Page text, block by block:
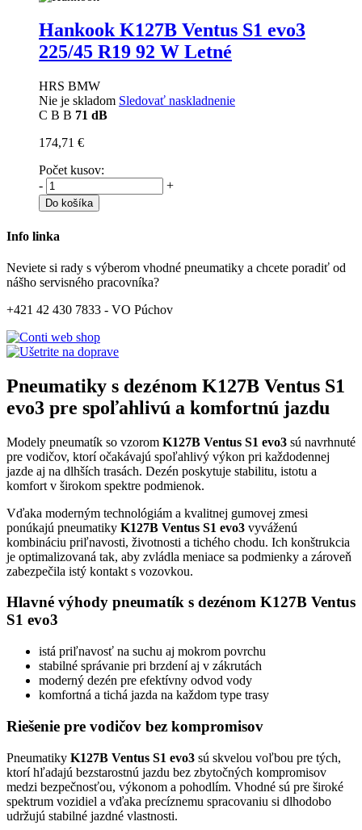
Hankook K127B Ventus S1 evo3
225/45 R19 92 W Letné
HRS BMW
Nie je skladom Sledovať naskladnenie
C B B 71 dB
174,71 €
Počet kusov:
-
+
Do košíka
Info linka
Neviete si rady s výberom vhodné pneumatiky a chcete poradiť od
nášho servisného pracovníka?
+421 42 430 7833 - VO Púchov
Pneumatiky s dezénom K127B Ventus S1
evo3 pre spoľahlivú a komfortnú jazdu
Modely pneumatík so vzorom K127B Ventus S1 evo3 sú navrhnuté
pre vodičov, ktorí očakávajú spoľahlivý výkon pri každodennej
jazde aj na dlhších trasách. Dezén poskytuje stabilitu, istotu a
komfort v širokom spektre podmienok.
Vďaka moderným technológiám a kvalitnej gumovej zmesi
ponúkajú pneumatiky K127B Ventus S1 evo3 vyváženú
kombináciu priľnavosti, životnosti a tichého chodu. Ich konštrukcia
je optimalizovaná tak, aby zvládla meniace sa podmienky a zároveň
zabezpečila istý kontakt s vozovkou.
Hlavné výhody pneumatík s dezénom K127B Ventus
S1 evo3
istá priľnavosť na suchu aj mokrom povrchu
stabilné správanie pri brzdení aj v zákrutách
moderný dezén pre efektívny odvod vody
komfortná a tichá jazda na každom type trasy
Riešenie pre vodičov bez kompromisov
Pneumatiky K127B Ventus S1 evo3 sú skvelou voľbou pre tých,
ktorí hľadajú bezstarostnú jazdu bez zbytočných kompromisov
medzi bezpečnosťou, výkonom a pohodlím. Vhodné sú pre široké
spektrum vozidiel a vďaka precíznemu spracovaniu si dlhodobo
udržujú stabilné jazdné vlastnosti.